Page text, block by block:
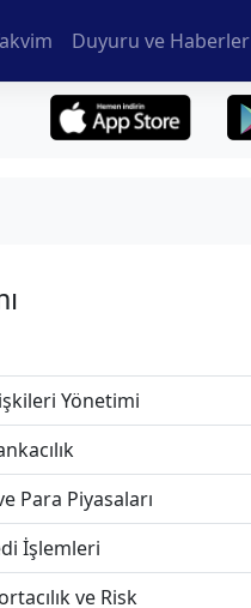
Duyuru ve Haberler
Yönetimi
Para Piyasaları
İşlemleri
ve Risk